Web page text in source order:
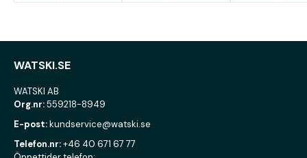
WATSKI.SE
WATSKI AB
Org.nr:559218-8949
E-post:kundservice@watski.se
Telefon.nr:+46 40 671 67 77